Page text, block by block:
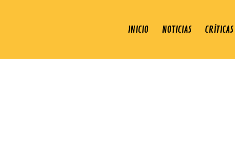
INICIO NOTICIAS CRÍTICAS